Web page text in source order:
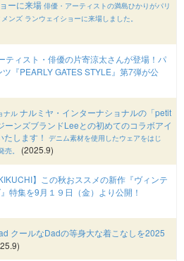
ーに来場 俳優・アーティストの満島ひかりがパリ
ンズ ランウェイショーに来場しました。
ティスト・俳優の片寄涼太さんが登場！パ
『PEARLY GATES STYLE』第7弾が公
ナル ナルミヤ・インターナショナルの「petit
ンズブランドLeeとの初めてのコラボアイ
します！ デニム素材を使用したウェアをはじ
。
(2025.9)
】この秋おススメの新作『ヴィンテ
特集を9月１９日（金）より公開！
クールなDadの等身大な着こなしを2025